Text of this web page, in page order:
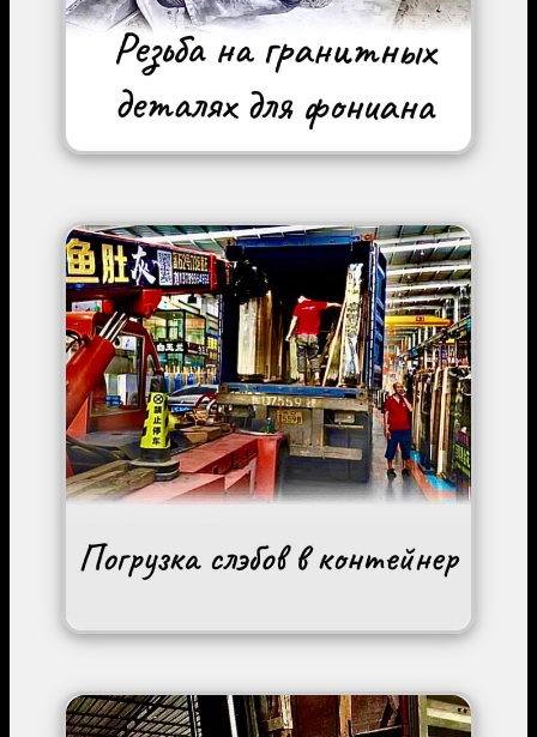
Image
Image